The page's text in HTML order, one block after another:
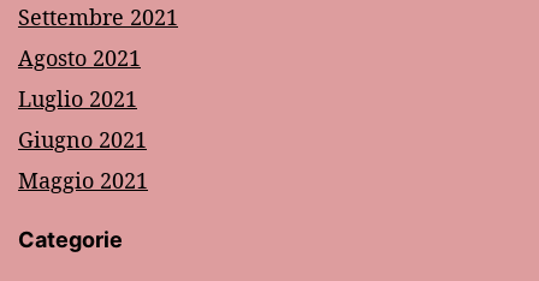
Settembre 2021
Agosto 2021
Luglio 2021
Giugno 2021
Maggio 2021
Categorie